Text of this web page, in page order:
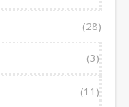
(28)
(3)
(11)